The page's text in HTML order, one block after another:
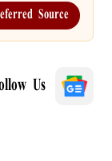
Source
Us